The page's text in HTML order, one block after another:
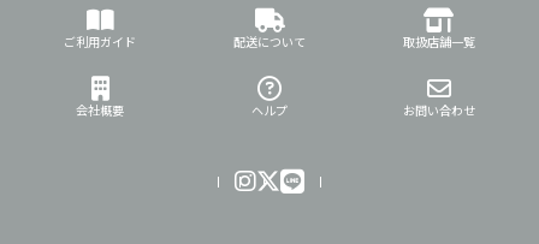
ご利用ガイド 配送について 取扱店舗一覧
会社概要 ヘルプ お問い合わせ